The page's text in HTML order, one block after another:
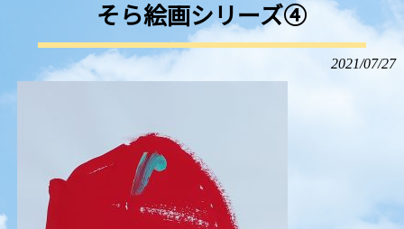
そら絵画シリーズ④
2021/07/27